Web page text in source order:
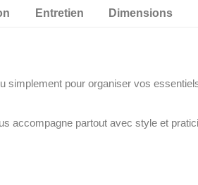
Entretien Dimensions
pour organiser vos
accompagne partout avec style et